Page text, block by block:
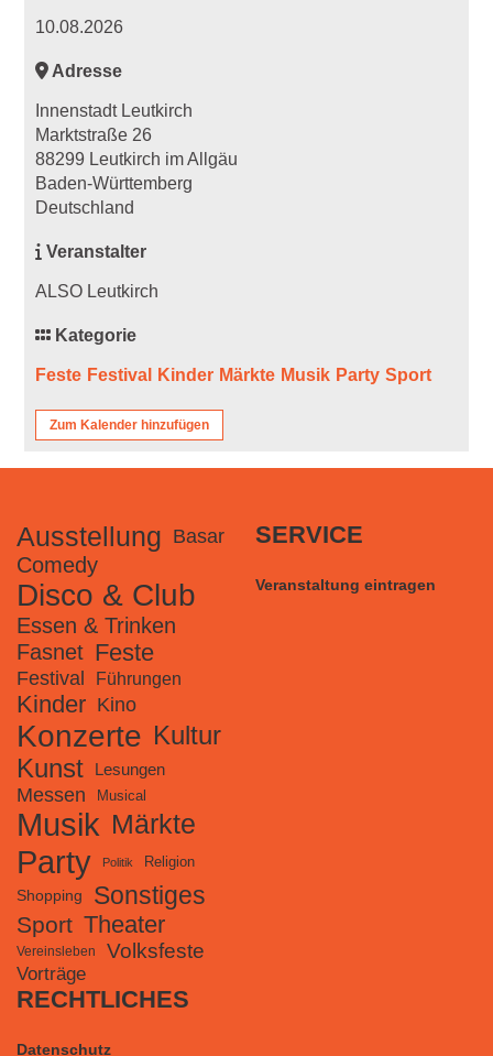
10.08.2026
Adresse
Innenstadt Leutkirch
Marktstraße 26
88299 Leutkirch im Allgäu
Baden-Württemberg
Deutschland
Veranstalter
ALSO Leutkirch
Kategorie
Feste Festival Kinder Märkte Musik Party Sport
Zum Kalender hinzufügen
Ausstellung Basar
Comedy
Disco & Club
Essen & Trinken
Fasnet Feste
Festival Führungen
Kinder Kino
Konzerte Kultur
Kunst
Lesungen
Messen Musical
Musik Märkte
Party Politik Religion
Shopping Sonstiges
Sport Theater
Vereinsleben Volksfeste
Vorträge
SERVICE
Veranstaltung eintragen
RECHTLICHES
Datenschutz